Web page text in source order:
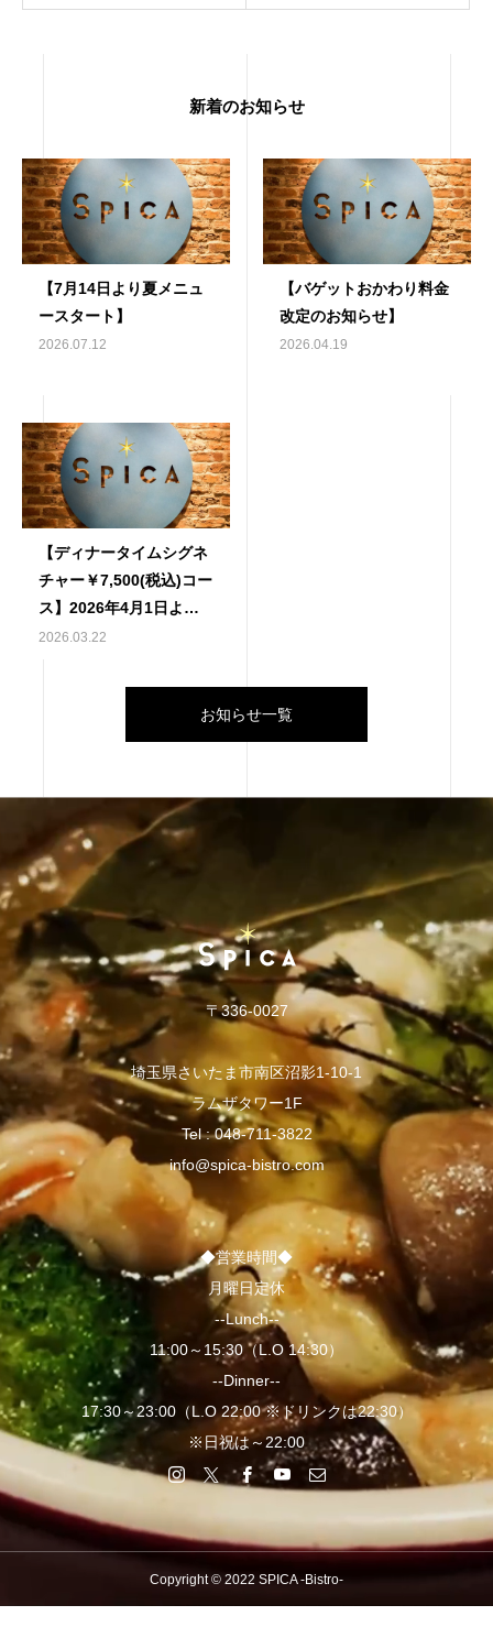
新着のお知らせ
【7月14日より夏メニュ
ースタート】
2026.07.12
【バゲットおかわり料金
改定のお知らせ】
2026.04.19
【ディナータイムシグネ
チャー￥7,500(税込)コー
ス】2026年4月1日より
事前ご予約制への変更の
2026.03.22
お知らせ一覧
〒336-0027
埼玉県さいたま市南区沼影1-10-1
ラムザタワー1F
Tel :048-711-3822
info@spica-bistro.com
◆営業時間◆
月曜日定休
--Lunch--
11:00～15:30（L.O 14:30）
--Dinner--
17:30～23:00（L.O 22:00 ※ドリンクは22:30）
※日祝は～22:00
Copyright © 2022 SPICA -Bistro-